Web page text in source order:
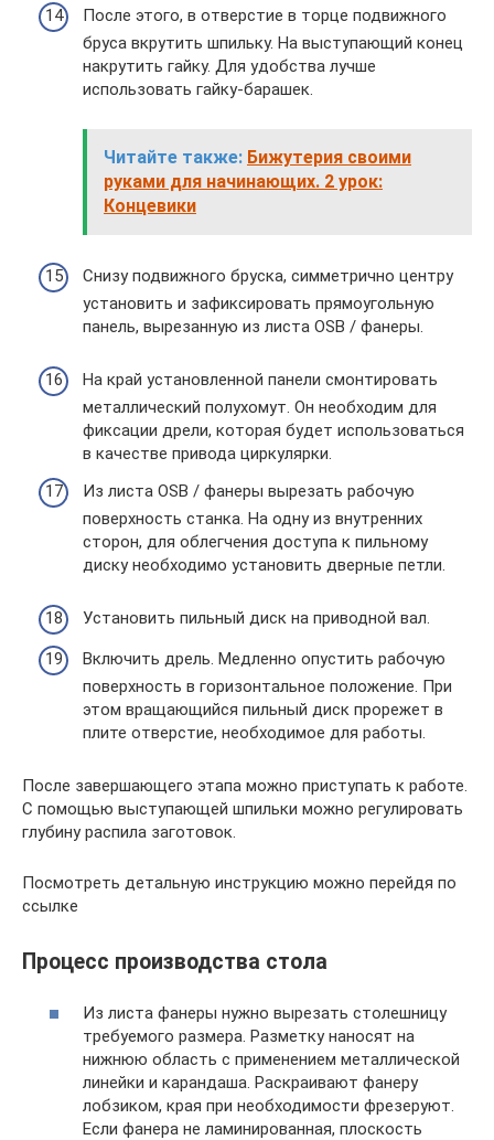
После этого, в отверстие в торце подвижного
бруса вкрутить шпильку. На выступающий конец
накрутить гайку. Для удобства лучше
использовать гайку-барашек.
Читайте также: Бижутерия своими
руками для начинающих. 2 урок:
Концевики
Снизу подвижного бруска, симметрично центру
установить и зафиксировать прямоугольную
панель, вырезанную из листа OSB / фанеры.
На край установленной панели смонтировать
металлический полухомут. Он необходим для
фиксации дрели, которая будет использоваться
в качестве привода циркулярки.
Из листа OSB / фанеры вырезать рабочую
поверхность станка. На одну из внутренних
сторон, для облегчения доступа к пильному
диску необходимо установить дверные петли.
Установить пильный диск на приводной вал.
Включить дрель. Медленно опустить рабочую
поверхность в горизонтальное положение. При
этом вращающийся пильный диск прорежет в
плите отверстие, необходимое для работы.
После завершающего этапа можно приступать к работе.
С помощью выступающей шпильки можно регулировать
глубину распила заготовок.
Посмотреть детальную инструкцию можно перейдя по
ссылке
Процесс производства стола
Из листа фанеры нужно вырезать столешницу
требуемого размера. Разметку наносят на
нижнюю область с применением металлической
линейки и карандаша. Раскраивают фанеру
лобзиком, края при необходимости фрезеруют.
Если фанера не ламинированная, плоскость